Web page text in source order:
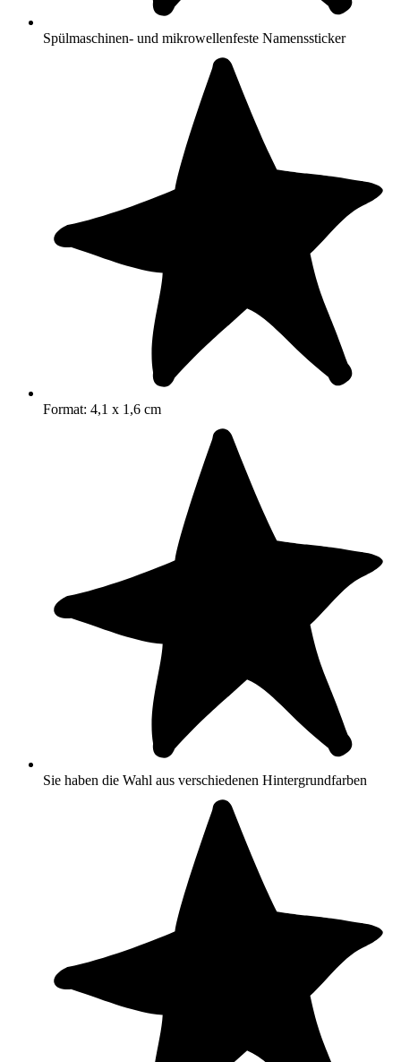
Spülmaschinen- und mikrowellenfeste Namenssticker
Format: 4,1 x 1,6 cm
Sie haben die Wahl aus verschiedenen Hintergrundfarben